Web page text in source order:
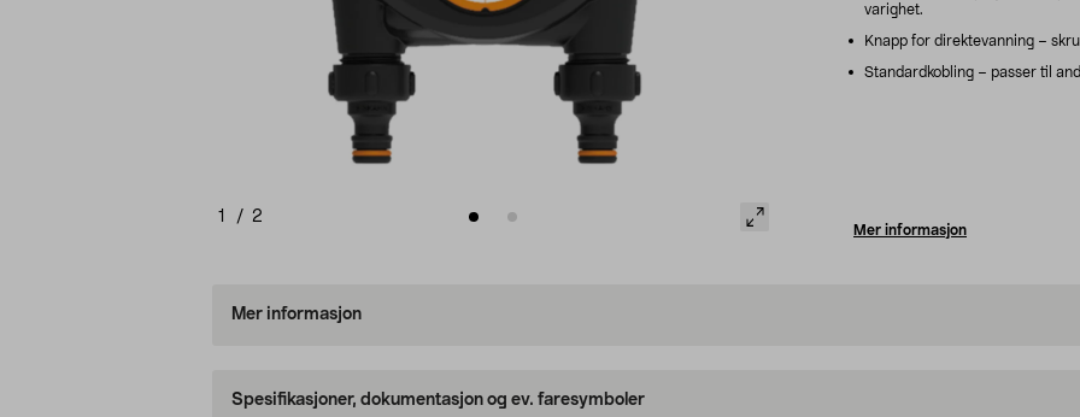
1 / 2
varighet.
Knapp for direktevanning –
Standardkobling – passer til
Mer informasjon
Mer informasjon
Spesifikasjoner, dokumentasjon og ev. faresymboler